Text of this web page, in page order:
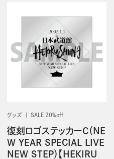
グッズ SALE 20%off
復刻ロゴステッカーC（NE
W YEAR SPECIAL LIVE
NEW STEP）【HEKIRU